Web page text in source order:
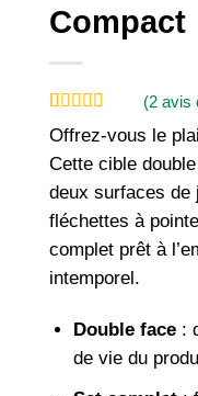
Compact
Noté
basé sur
2
notations
(2avis
Offrez-vous le
Cette cible
deux surfaces de
fléchettes à
complet prêt à
intemporel.
Double face:
de vie du